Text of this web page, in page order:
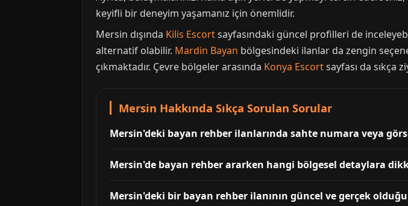
keyifli bir deneyim yaşamanız için önemlidir.
Mersin dışında Kilis Escortsayfasındaki güncel profilleri de
alternatif olabilir. Mardin Bayan bölgesindeki ilanlar da zengin
çıkmaktadır. Çevre bölgeler arasında Konya Escortsayfası da sıkça
Mersin Hakkında Sıkça Sorulan Sorular
Mersin'deki bayan rehber ilanlarında sahte numara veya
Mersin'de bayan rehber ararken hangi bölgesel detaylara
Mersin'deki bir bayan rehber ilanının güncel ve gerçek